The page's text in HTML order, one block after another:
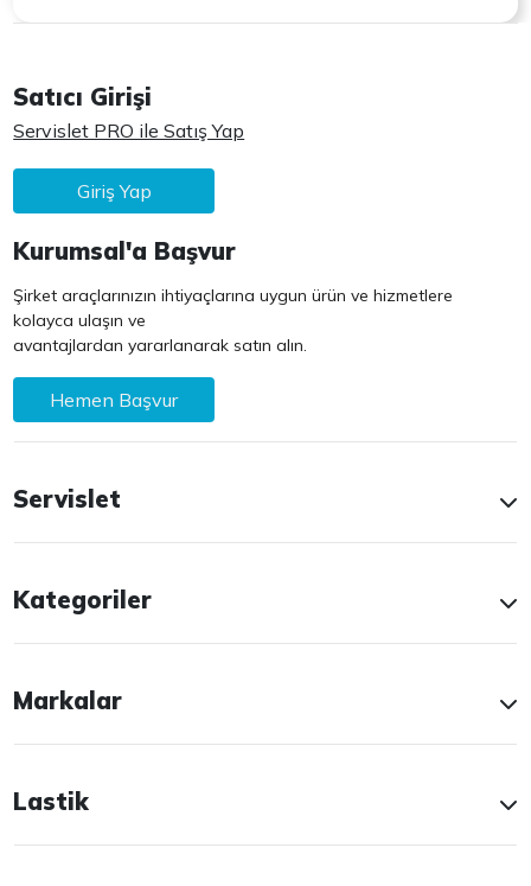
Satıcı Girişi
Servislet PRO ile Satış Yap
Giriş Yap
Kurumsal'a Başvur
Şirket araçlarınızın ihtiyaçlarına uygun ürün ve hizmetlere
kolayca ulaşın ve
avantajlardan yararlanarak satın alın.
Hemen Başvur
Servislet
Kategoriler
Markalar
Lastik